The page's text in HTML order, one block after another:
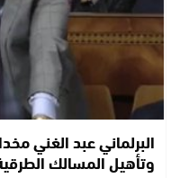
البرلماني عبد الغني
وتأهيل المسالك